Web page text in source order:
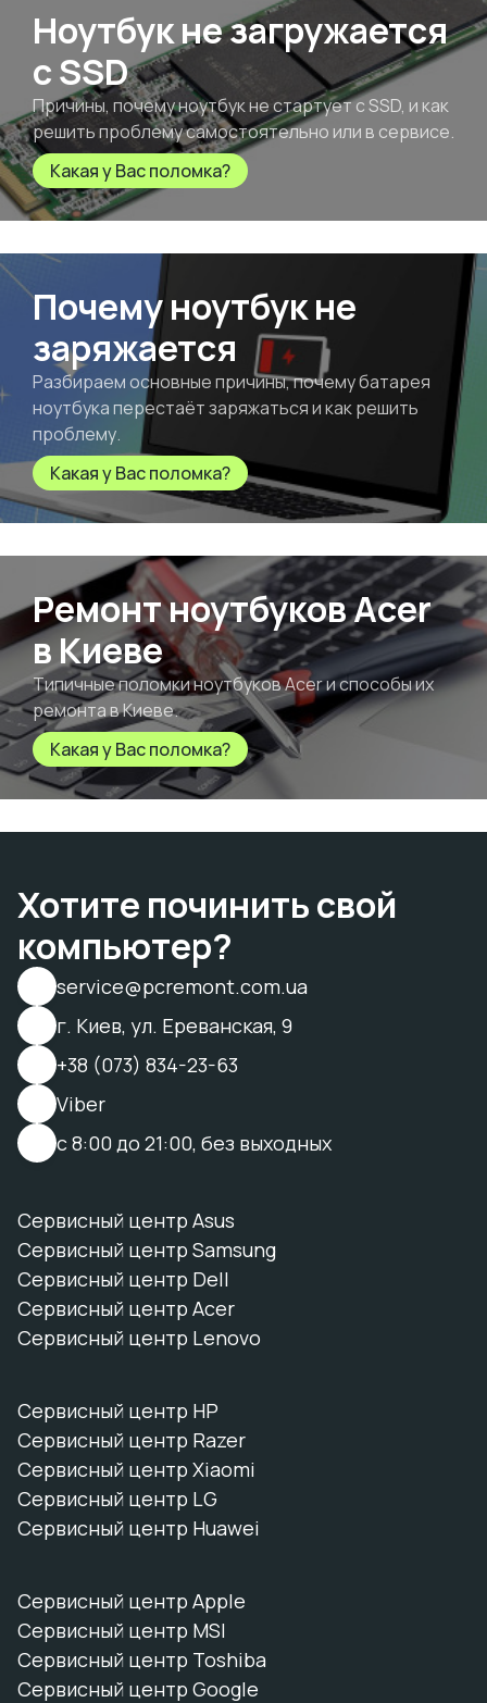
Ноутбук не загружается
с SSD
Причины, почему ноутбук не стартует с SSD, и как
решить проблему самостоятельно или в сервисе.
Какая у Вас поломка?
Почему ноутбук не
заряжается
Разбираем основные причины, почему батарея
ноутбука перестаёт заряжаться и как решить
проблему.
Какая у Вас поломка?
Ремонт ноутбуков Acer
в Киеве
Типичные поломки ноутбуков Acer и способы их
ремонта в Киеве.
Какая у Вас поломка?
Хотите починить свой
компьютер?
service@pcremont.com.ua
г. Киев, ул. Ереванская, 9
+38 (073) 834-23-63
Viber
с 8:00 до 21:00, без выходных
Сервисный центр Asus
Сервисный центр Samsung
Сервисный центр Dell
Сервисный центр Acer
Сервисный центр Lenovo
Сервисный центр HP
Сервисный центр Razer
Сервисный центр Xiaomi
Сервисный центр LG
Сервисный центр Huawei
Сервисный центр Apple
Сервисный центр MSI
Сервисный центр Toshiba
Сервисный центр Google